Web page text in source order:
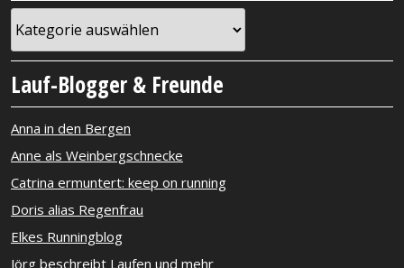
Lauf-Blogger & Freunde
Anna in den Bergen
Anne als Weinbergschnecke
Catrina ermuntert: keep on running
Doris alias Regenfrau
Elkes Runningblog
Jörg beschreibt Laufen und mehr